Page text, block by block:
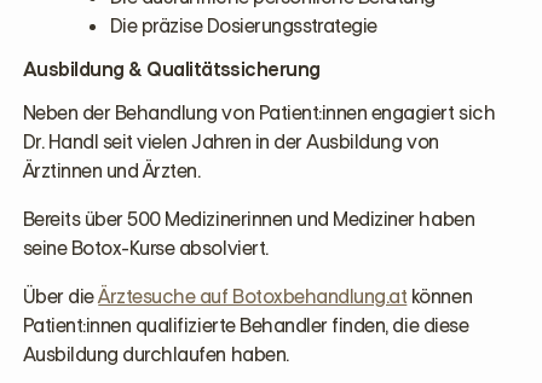
Die präzise Dosierungsstrategie
Ausbildung & Qualitätssicherung
Neben der Behandlung von Patient:innen engagiert sich
Dr. Handl seit vielen Jahren in der Ausbildung von
Ärztinnen und Ärzten.
Bereits über 500 Medizinerinnen und Mediziner haben
seine Botox-Kurse absolviert.
Über dieÄrztesuche auf Botoxbehandlung.at können
Patient:innen qualifizierte Behandler finden, die diese
Ausbildung durchlaufen haben.